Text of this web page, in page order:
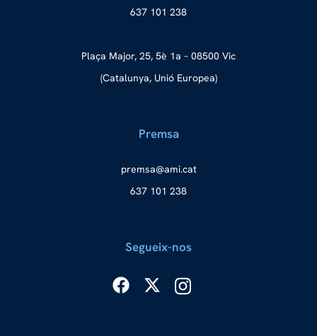
637 101 238
Plaça Major, 25, 5è 1a – 08500 Vic
(Catalunya, Unió Europea)
Premsa
tac.i
ma@as
merp
637 101 238
Segueix-nos